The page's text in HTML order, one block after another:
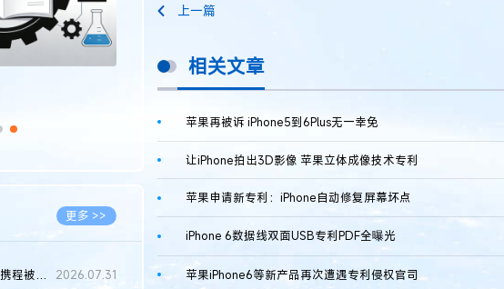
更多 >>
知识产权环球资讯 | 携程被市监总局罚51.79亿；瑞幸泰国商标案上...
2026.07.31
上一篇
相关文章
苹果再被诉 iPhone5到6Plus无一幸免
让iPhone拍出3D影像 苹果立体成像技术专利
苹果申请新专利：iPhone自动修复屏幕坏点
iPhone 6数据线双面USB专利PDF全曝光
苹果iPhone6等新产品再次遭遇专利侵权官司